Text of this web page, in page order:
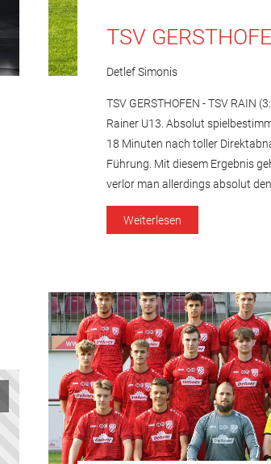
TSV
Detlef Simonis
TSV GERSTHOFEN - TSV
Rainer U13. Absolut
18 Minuten nach toller
Führung. Mit diesem Ergebnis
verlor man allerdings absolut
Weiterlesen